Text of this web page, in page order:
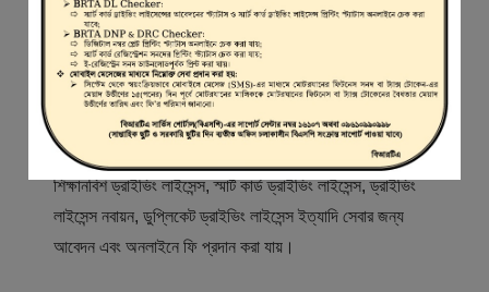
স্বাগতম
বিআরটিএ সার্ভিস পোর্টাল (বিএসপি) বাংলাদেশ রোড ট্রান্সপোর্ট অথরিটি
(বিআরটিএ) এর একটি অনলাইন সেবা প্রদানের মাধ্যম যেখানে ড্রাইভার,
মোটরযান মালিক, মোটরযান বিক্রেতাদের নিবন্ধিত করা হয় এবং
শিক্ষানবিশ ড্রাইভিং লাইসেন্স, স্মার্ট কার্ড ড্রাইভিং লাইসেন্স, ড্রাইভিং
লাইসেন্স নবায়ন, ডুপ্লিকেট ড্রাইভিং লাইসেন্স ইত্যাদি সেবার জন্য
আবেদন এবং অনলাইনে ফি প্রদান করা যায়।